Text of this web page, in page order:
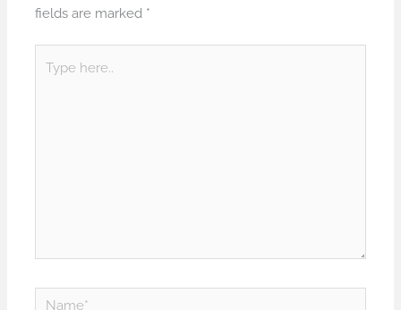
fields are marked *
here..
Name*